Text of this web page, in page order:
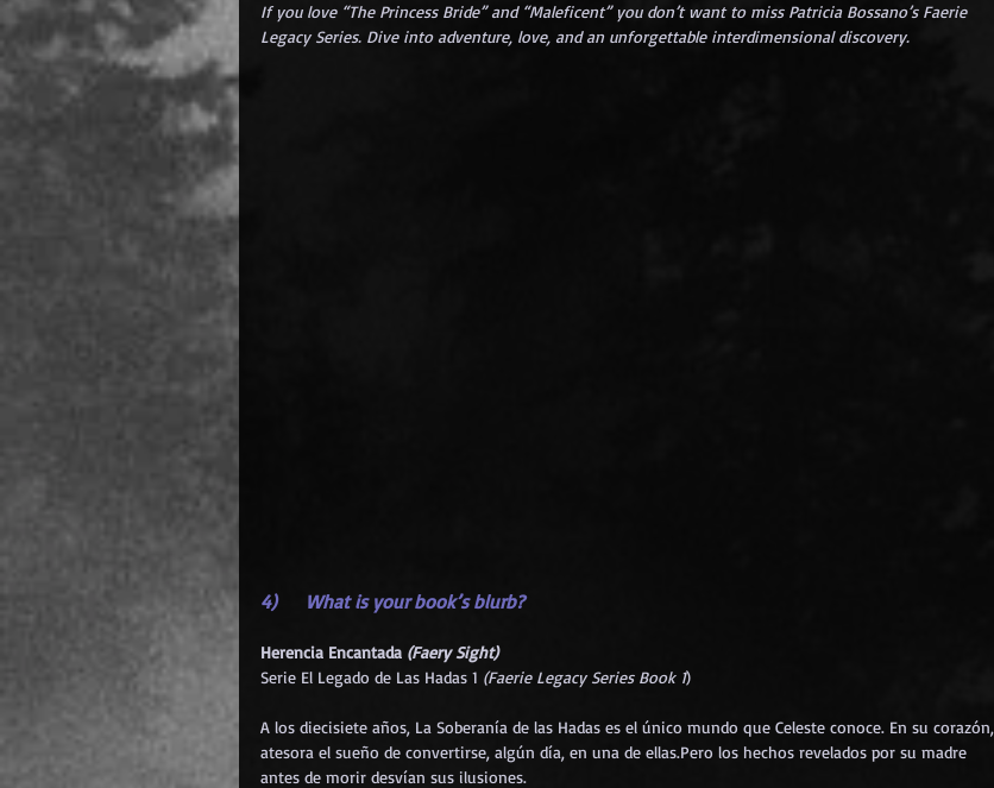
If you love “The Princess Bride” and “Maleficent” you don’t want to miss Patricia Bossano’s Faerie
Legacy Series. Dive into adventure, love, and an unforgettable interdimensional discovery.
4)     What is your book’s blurb?
Herencia Encantada (Faery Sight)
Serie El Legado de Las Hadas 1 (Faerie Legacy Series Book 1)
A los diecisiete años, La Soberanía de las Hadas es el único mundo que Celeste conoce. En su corazón,
atesora el sueño de convertirse, algún día, en una de ellas.Pero los hechos revelados por su madre
antes de morir desvían sus ilusiones.